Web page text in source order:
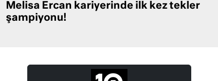
Melisa Ercan kariyerinde ilk kez tekler
şampiyonu!